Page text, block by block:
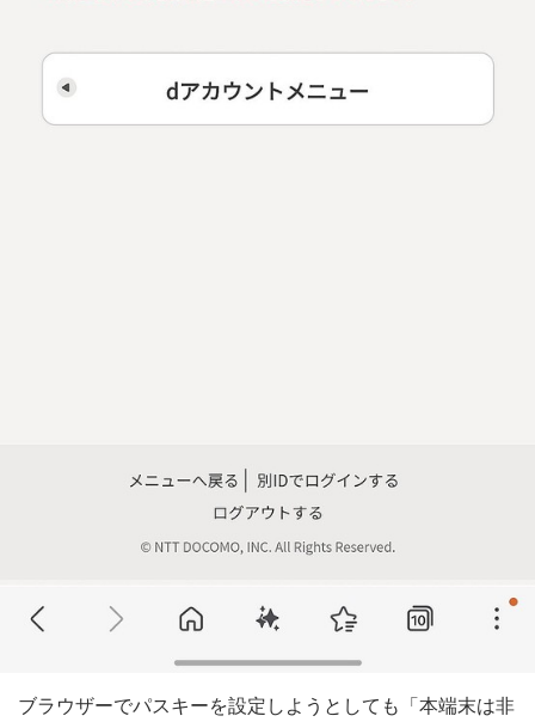
ブラウザーでパスキーを設定しようとしても「本端末は非